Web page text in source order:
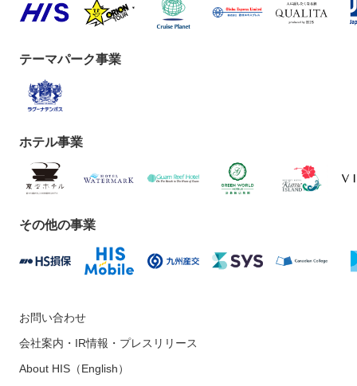
テーマパーク事業
ホテル事業
その他の事業
お問い合わせ
会社案内・IR情報・プレスリリース
About HIS（English）